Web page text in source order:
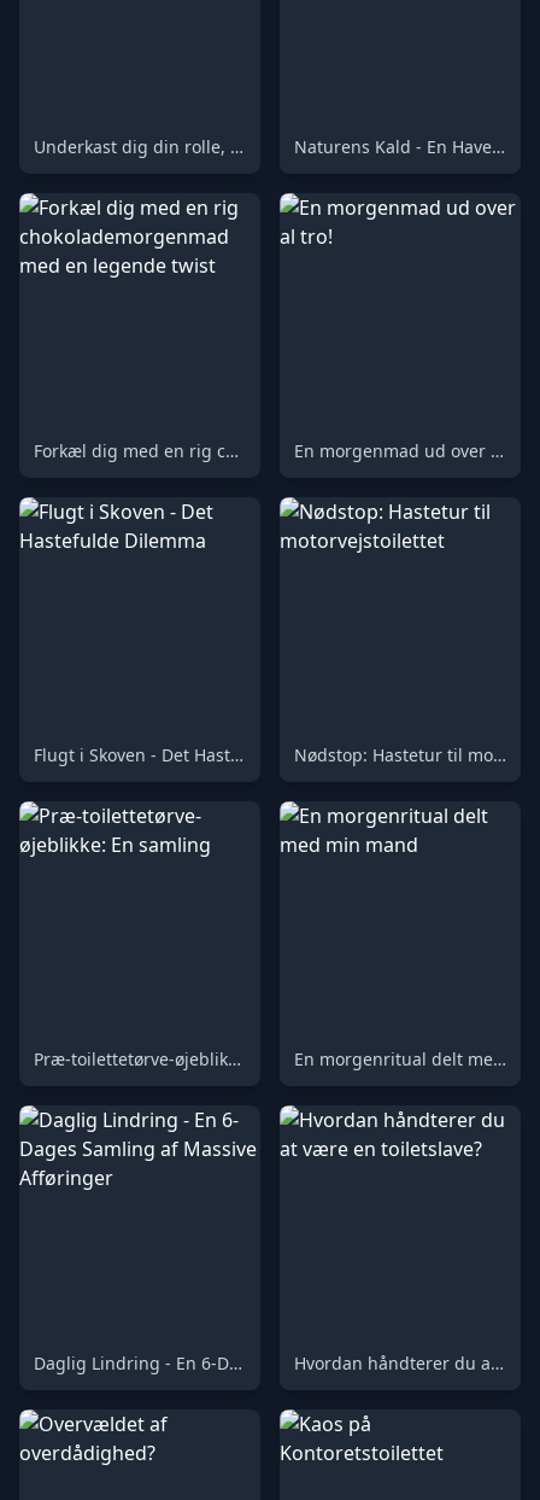
Underkast dig din rolle, hengivne tjener! Naturens Kald - En Havefest
Forkæl dig med en rig chokolademorgenmad med en legende twist En morgenmad ud over al tro!
Flugt i Skoven - Det Hastefulde Dilemma Nødstop: Hastetur til motorvejstoilettet
Præ-toilettetørve-øjeblikke: En samling En morgenritual delt med min mand
Daglig Lindring - En 6-Dages Samling af Massive Afføringer Hvordan håndterer du at være en toiletslave?